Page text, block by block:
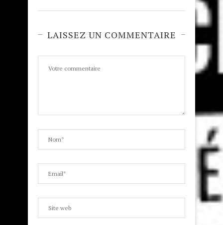
LAISSEZ UN COMMENTAIRE